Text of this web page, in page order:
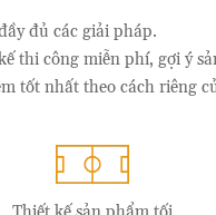
đủ các giải pháp.
thi công miễn phí, gợi ý
tốt nhất theo cách riêng